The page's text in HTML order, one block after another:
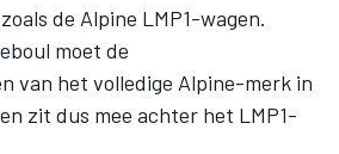
de Alpine LMP1-wagen.
moet de
van het volledige Alpine-merk in
zit dus mee achter het LMP1-